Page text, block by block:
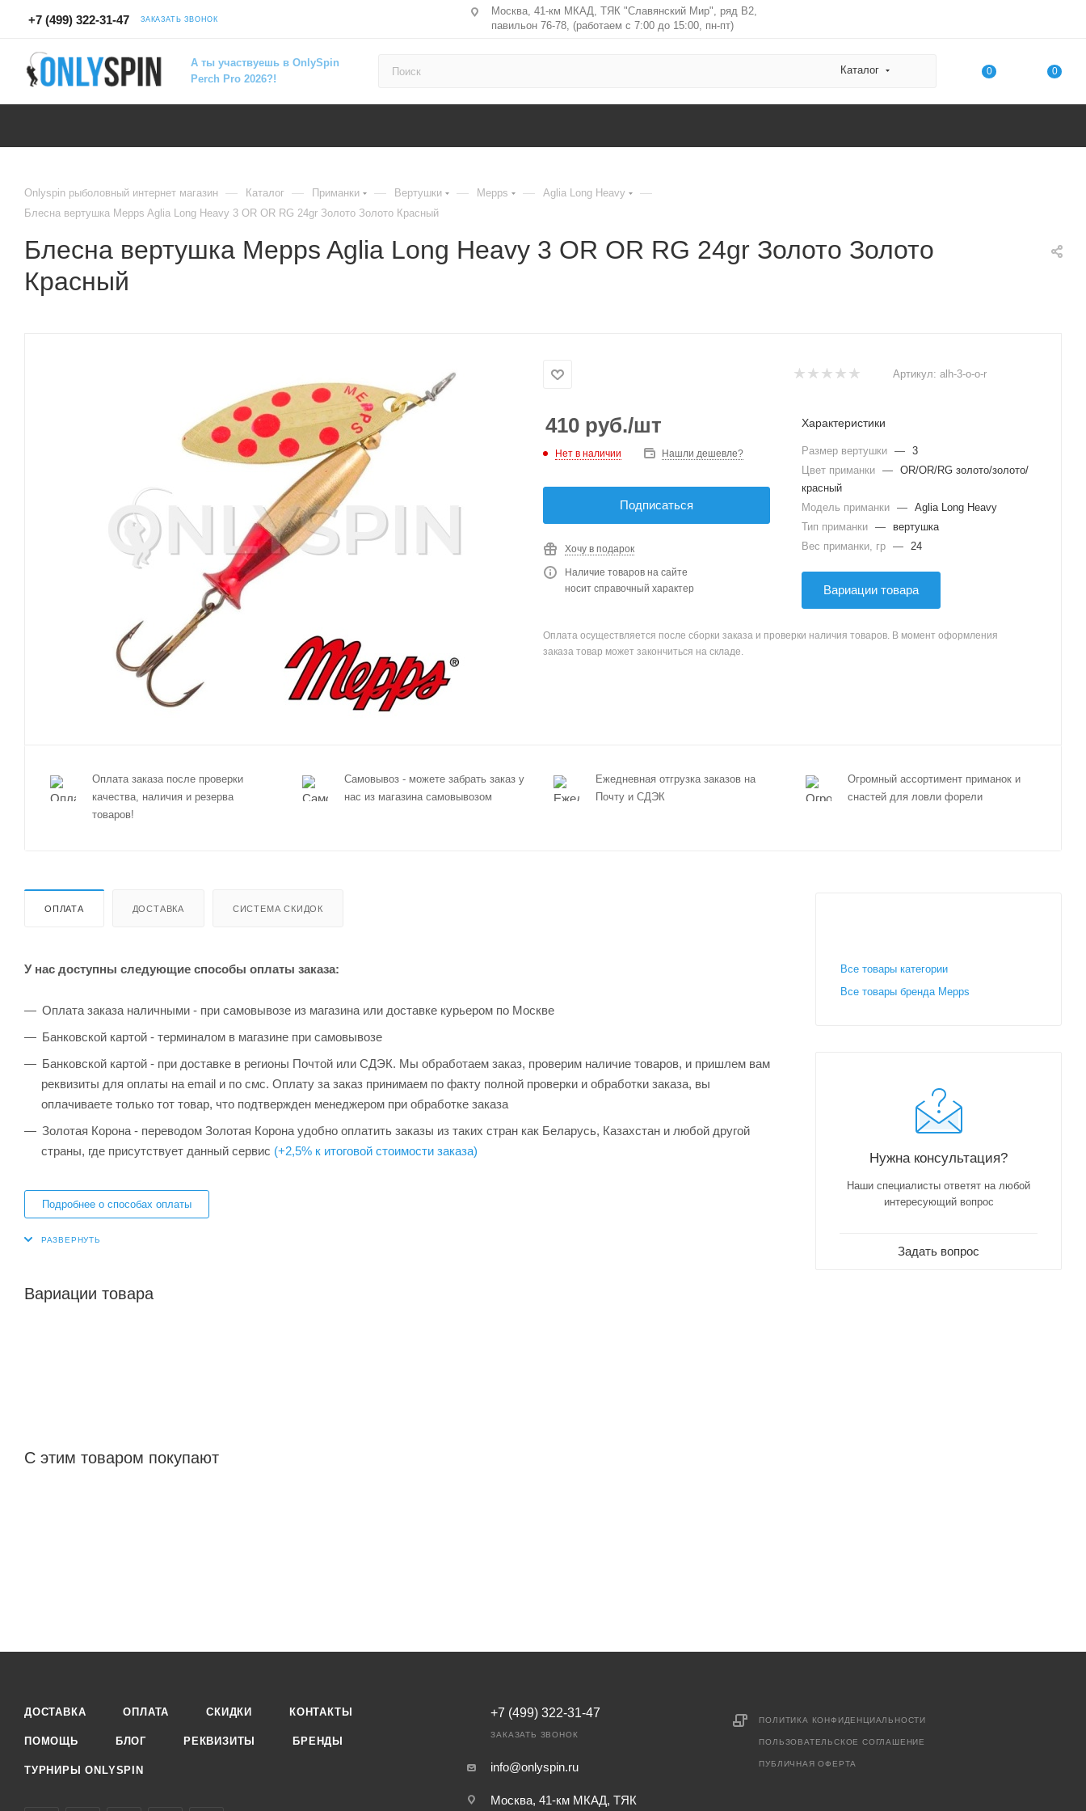
+7 (499) 322-31-47 ЗАКАЗАТЬ ЗВОНОК
Москва, 41-км МКАД, ТЯК "Славянский Мир", ряд В2,
павильон 76-78, (работаем с 7:00 до 15:00, пн-пт)
А ты участвуешь в OnlySpin
Perch Pro 2026?!
Каталог 0 0
Onlyspin рыболовный интернет магазин — Каталог — Приманки — Вертушки — Mepps — Aglia Long Heavy —
Блесна вертушка Mepps Aglia Long Heavy 3 OR OR RG 24gr Золото Золото Красный
Блесна вертушка Mepps Aglia Long Heavy 3 OR OR RG 24gr Золото Золото
Красный
Артикул: alh-3-o-o-r
410 руб./шт
Нет в наличии Нашли дешевле?
Подписаться
Хочу в подарок
Наличие товаров на сайте
носит справочный характер
Характеристики
Размер вертушки — 3
Цвет приманки — OR/OR/RG золото/золото/
красный
Модель приманки — Aglia Long Heavy
Тип приманки —
вертушка
Вес приманки, гр — 24
Вариации товара
Оплата осуществляется после сборки заказа и проверки наличия товаров. В момент оформления
заказа товар может закончиться на складе.
Оплата заказа после проверки
качества, наличия и резерва
товаров!
Самовывоз - можете забрать заказ у
нас из магазина самовывозом
Ежедневная отгрузка заказов на
Почту и СДЭК
Огромный ассортимент приманок и
снастей для ловли форели
ОПЛАТА ДОСТАВКА СИСТЕМА СКИДОК
У нас доступны следующие способы оплаты заказа:
Оплата заказа наличными - при самовывозе из магазина или доставке курьером по Москве
Банковской картой - терминалом в магазине при самовывозе
Банковской картой - при доставке в регионы Почтой или СДЭК. Мы обработаем заказ, проверим наличие товаров, и пришлем вам
реквизиты для оплаты на email и по смс. Оплату за заказ принимаем по факту полной проверки и обработки заказа, вы
оплачиваете только тот товар, что подтвержден менеджером при обработке заказа
Золотая Корона - переводом Золотая Корона удобно оплатить заказы из таких стран как Беларусь, Казахстан и любой другой
страны, где присутствует данный сервис (+2,5% к итоговой стоимости заказа)
Подробнее о способах оплаты
Вариации товара
С этим товаром покупают
Все товары категории
Все товары бренда Mepps
Нужна консультация?
Наши специалисты ответят на любой
интересующий вопрос
Задать вопрос
ДОСТАВКА ОПЛАТА СКИДКИ КОНТАКТЫ
ПОМОЩЬ БЛОГ РЕКВИЗИТЫ БРЕНДЫ
ТУРНИРЫ ONLYSPIN
+7 (499) 322-31-47
ЗАКАЗАТЬ ЗВОНОК
info@onlyspin.ru
Москва, 41-км МКАД, ТЯК
ПОЛИТИКА КОНФИДЕНЦИАЛЬНОСТИ
ПОЛЬЗОВАТЕЛЬСКОЕ СОГЛАШЕНИЕ
ПУБЛИЧНАЯ ОФЕРТА